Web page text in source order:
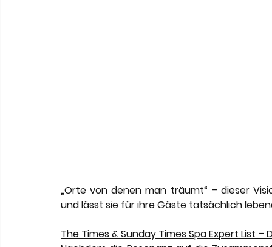
„Orte von denen man träumt“ – dieser
und lässt sie für ihre Gäste tatsächlich
The Times & Sunday Times Spa Expert List –